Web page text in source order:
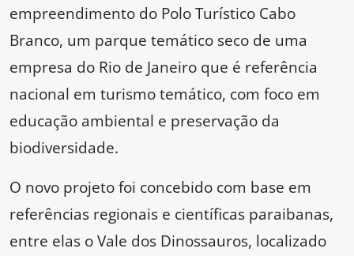
empreendimento do Polo Turístico Cabo
Branco, um parque temático seco de uma
empresa do Rio de Janeiro que é referência
nacional em turismo temático, com foco em
educação ambiental e preservação da
biodiversidade.
O novo projeto foi concebido com base em
referências regionais e científicas paraibanas,
entre elas o Vale dos Dinossauros, localizado